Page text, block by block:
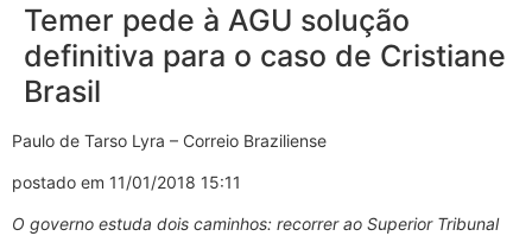
Temer pede à AGU solução
definitiva para o caso de Cristiane
Brasil
Paulo de Tarso Lyra – Correio Braziliense
postado em 11/01/2018 15:11
O governo estuda dois caminhos: recorrer ao Superior Tribunal